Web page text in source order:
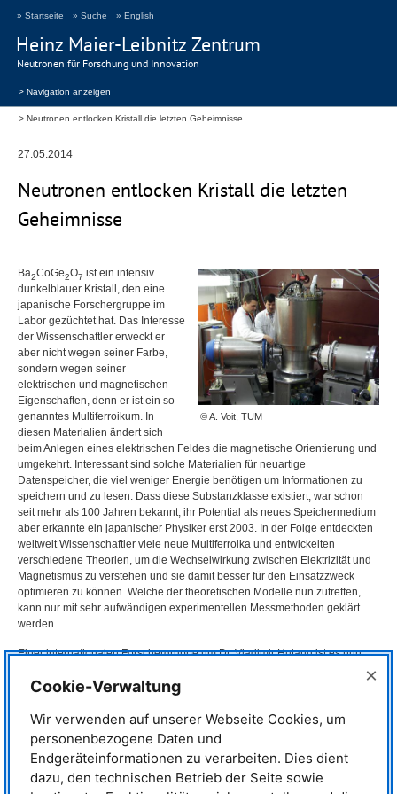
Heinz Maier-Leibnitz Zentrum
Neutronen für Forschung und Innovation
» Startseite » Suche » English
> Navigation anzeigen
Neutronen entlocken Kristall die letzten Geheimnisse
27.05.2014
Neutronen entlocken Kristall die letzten
Geheimnisse
© A. Voit, TUM
Ba2CoGe2O7 ist ein intensiv
dunkelblauer Kristall, den eine
japanische Forschergruppe im
Labor gezüchtet hat. Das Interesse
der Wissenschaftler erweckt er
aber nicht wegen seiner Farbe,
sondern wegen seiner
elektrischen und magnetischen
Eigenschaften, denn er ist ein so
genanntes Multiferroikum. In
diesen Materialien ändert sich
beim Anlegen eines elektrischen Feldes die magnetische Orientierung und
umgekehrt. Interessant sind solche Materialien für neuartige
Datenspeicher, die viel weniger Energie benötigen um Informationen zu
speichern und zu lesen. Dass diese Substanzklasse existiert, war schon
seit mehr als 100 Jahren bekannt, ihr Potential als neues Speichermedium
aber erkannte ein japanischer Physiker erst 2003. In der Folge entdeckten
weltweit Wissenschaftler viele neue Multiferroika und entwickelten
verschiedene Theorien, um die Wechselwirkung zwischen Elektrizität und
Magnetismus zu verstehen und sie damit besser für den Einsatzzweck
optimieren zu können. Welche der theoretischen Modelle nun zutreffen,
kann nur mit sehr aufwändigen experimentellen Messmethoden geklärt
werden.
Einer internationalen Forschergruppe um Dr. Vladimir Hutanu ist es nun
Kristalls am Neutronendiffraktometer
Wissenschaftler von derRWTHAachen die so genannte 3D-
Polarisationsanalyse mit heißen Neutronen angewendet. Diese Methode
kann weltweit nur an zwei Orten durchgeführt werden, am
und eben amFRMII in Garching. Er benutzte zuerst unpolarisierte
Neutronen, um die genaue Anordnung der Atome im Kristall zu bestimmen.
Cookie-Verwaltung ×
Wir verwenden auf unserer Webseite Cookies, um
personenbezogene Daten und
Endgeräteinformationen zu verarbeiten. Dies dient
dazu, den technischen Betrieb der Seite sowie